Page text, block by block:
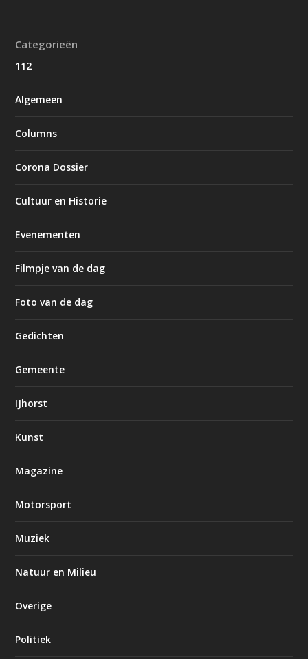
Categorieën
112
Algemeen
Columns
Corona Dossier
Cultuur en Historie
Evenementen
Filmpje van de dag
Foto van de dag
Gedichten
Gemeente
IJhorst
Kunst
Magazine
Motorsport
Muziek
Natuur en Milieu
Overige
Politiek